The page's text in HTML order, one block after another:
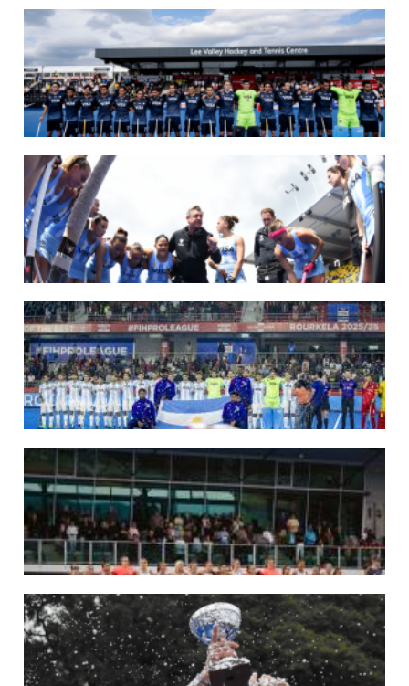
LEER MÁS
07/08/2026
LOS LEONES LISTOS PARA DISPUTAR EL MUNDIAL 2026
Del 15 al 30 de agosto, el seleccionado argentino masculino de hockey disputará
la Copa del Mundo en Países Bajos y Bélgica. El debut será ante Japón.
14/07/2026
MUNDIAL 2026: LOS LEONES CONVOCADOS POR LUCAS REY
Del 15 al 30 de agosto disputarán el Mundial en Países Bajos y Bélgica.
LEER MÁS
09/07/2026
MUNDIAL 2026: LAS LEONAS CONVOCADAS POR FERNANDO F...
Del 15 al 30 de agosto disputarán el Mundial 2026 en Países Bajos y Bélgica.
LEER MÁS
29/05/2026
LOS LEONES CONVOCADOS PARA LA VENTANA EUROPEA DE P...
En junio, el seleccionado nacional disputará las últimas dos ventanas de Pro
League 2025-26 en Inglaterra y Alemania.
LEER MÁS
22/05/2026
LAS LEONAS CONVOCADAS PARA LA VENTANA EUROPEA DE P...